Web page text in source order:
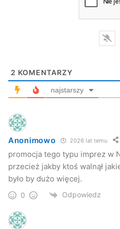
Konkurencje były nastawione
kibiców ale mimo wszystko
konkurencji była widoczna
drużynami. W przerwie
nożnej: Łysa Góra kontra
drużyna gospodarzy okazała
2 KOMENTARZY
najstarszy
Anonimowo 2026 lat temu
promocja tego typu imprez w
przecież jakby ktoś walnął
było by dużo więcej.
0 Odpowiedz